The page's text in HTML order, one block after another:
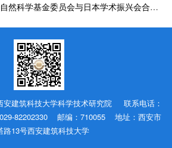
下一条：2027年度国家自然科学基金委员会与日本学术振兴会合作交流与双边研讨会项目指南
安建筑科技大学科学技术研究院 联系电话：
82202330 邮编：710055 地址：西安市
路13号西安建筑科技大学